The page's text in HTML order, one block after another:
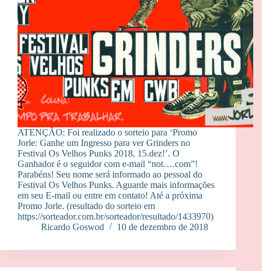
ATENÇÃO: Foi realizado o sorteio para ‘Promo
Jorle: Ganhe um Ingresso para ver Grinders no
Festival Os Velhos Punks 2018, 15.dez!’. O
Ganhador é o seguidor com e-mail “not….com”!
Parabéns! Seu nome será informado ao pessoal do
Festival Os Velhos Punks. Aguarde mais informações
em seu E-mail ou entre em contato! Até a próxima
Promo Jorle. (resultado do sorteio em
https://sorteador.com.br/sorteador/resultado/1433970)
Ricardo Goswod
10 de dezembro de 2018